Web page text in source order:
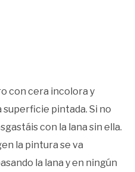
con cera incolora y
pintada. Si no
con la lana sin ella.
la pintura se va
la lana y en ningún